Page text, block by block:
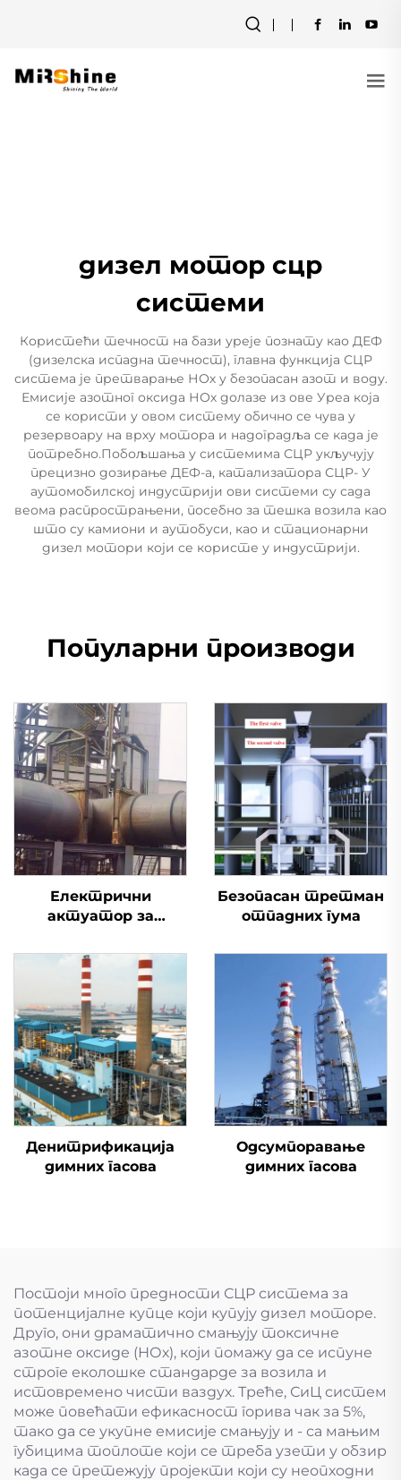
дизел мотор сцр
системи
Користећи течност на бази уреје познату као ДЕФ
(дизелска испадна течност), главна функција СЦР
система је претварање НОх у безопасан азот и воду.
Емисије азотног оксида НОх долазе из ове Уреа која
се користи у овом систему обично се чува у
резервоару на врху мотора и надоградља се када је
потребно.Побољшања у системима СЦР укључују
прецизно дозирање ДЕФ-а, катализатора СЦР- У
аутомобилској индустрији ови системи су сада
веома распрострањени, посебно за тешка возила као
што су камиони и аутобуси, као и стационарни
дизел мотори који се користе у индустрији.
Популарни производи
Електрични
актуатор за
димоводни вентил
Безопасан третман
отпадних гума
Денитрификација
димних гасова
Одсумпоравање
димних гасова
Постоји много предности СЦР система за
потенцијалне купце који купују дизел моторе.
Друго, они драматично смањују токсичне
азотне оксиде (НОх), који помажу да се испуне
строге еколошке стандарде за возила и
истовремено чисти ваздух. Треће, СиЦ систем
може повећати ефикасност горива чак за 5%,
тако да се укупне емисије смањују и - са мањим
губицима топлоте који се треба узети у обзир
када се претежују пројекти који су неопходни